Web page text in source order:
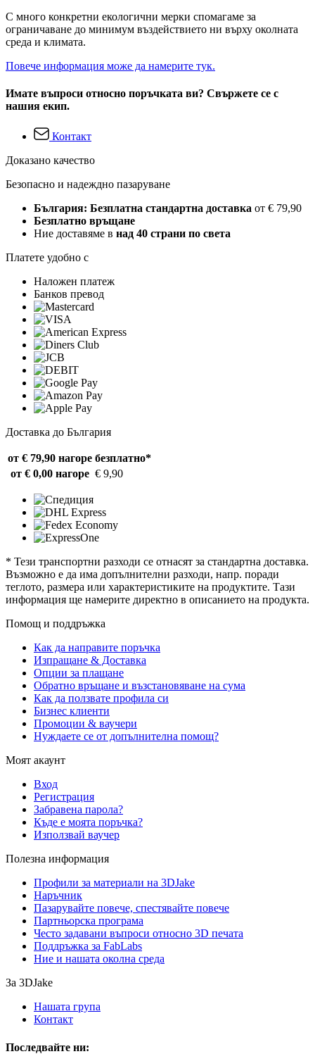
С много конкретни екологични мерки спомагаме за
ограничаване до минимум въздействието ни върху околната
среда и климата.
Повече информация може да намерите тук.
Имате въпроси относно поръчката ви? Свържете се с
нашия екип.
Контакт
Доказано качество
Безопасно и надеждно пазаруване
България: Безплатна стандартна доставка от € 79,90
Безплатно връщане
Ние доставяме в над 40 страни по света
Платете удобно с
Наложен платеж
Банков превод
Доставка до България
от € 79,90 нагоре безплатно*
от € 0,00 нагоре € 9,90
* Тези транспортни разходи се отнасят за стандартна доставка.
Възможно е да има допълнителни разходи, напр. поради
теглото, размера или характеристиките на продуктите. Тази
информация ще намерите директно в описанието на продукта.
Помощ и поддръжка
Как да направите поръчка
Изпращане & Доставка
Опции за плащане
Обратно връщане и възстановяване на сума
Как да ползвате профила си
Бизнес клиенти
Промоции & ваучери
Нуждаете се от допълнителна помощ?
Моят акаунт
Вход
Регистрация
Забравена парола?
Къде е моята поръчка?
Използвай ваучер
Полезна информация
Профили за материали на 3DJake
Наръчник
Пазарувайте повече, спестявайте повече
Партньорска програма
Често задавани въпроси относно 3D печата
Поддръжка за FabLabs
Ние и нашата околна среда
За 3DJake
Нашата група
Контакт
Последвайте ни: